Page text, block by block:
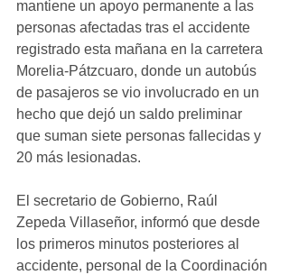
mantiene un apoyo permanente a las
personas afectadas tras el accidente
registrado esta mañana en la carretera
Morelia-Pátzcuaro, donde un autobús
de pasajeros se vio involucrado en un
hecho que dejó un saldo preliminar
que suman siete personas fallecidas y
20 más lesionadas.
El secretario de Gobierno, Raúl
Zepeda Villaseñor, informó que desde
los primeros minutos posteriores al
accidente, personal de la Coordinación